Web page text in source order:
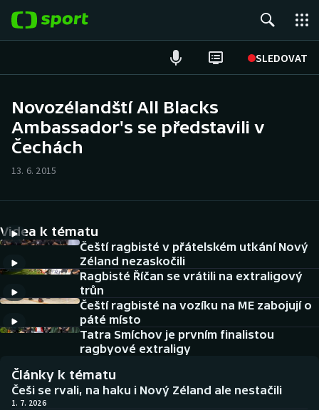
SLEDOVAT
Hokej
Cyklistika
DALŠÍ SPORTY
Americký fotbal
Baseball a softbal
Biatlon
NEPŘEHLÉDNĚTE
Soutěže
Aplikace ČT sport
Novozélandští All Blacks
Ambassador's se představili v
Čechách
13. 6. 2015
Videa k tématu
Čeští ragbisté v přátelském utkání Nový
Zéland nezaskočili
Ragbisté Říčan se vrátili na extraligový
trůn
Čeští ragbisté na vozíku na ME zabojují o
páté místo
Tatra Smíchov je prvním finalistou
ragbyové extraligy
Články k tématu
Češi se rvali, na haku i Nový Zéland ale nestačili
1. 7. 2026